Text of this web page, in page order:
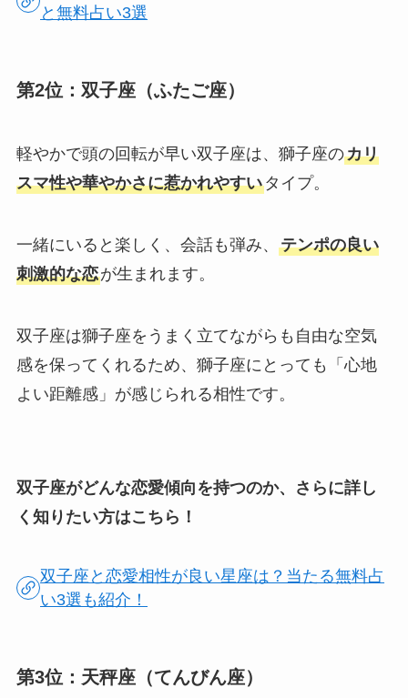
と無料占い3選
第2位：双子座（ふたご座）
軽やかで頭の回転が早い双子座は、獅子座のカリ
スマ性や華やかさに惹かれやすいタイプ。
一緒にいると楽しく、会話も弾み、 テンポの良い
刺激的な恋が生まれます。
双子座は獅子座をうまく立てながらも自由な空気
感を保ってくれるため、獅子座にとっても「心地
よい距離感」が感じられる相性です。
双子座がどんな恋愛傾向を持つのか、さらに詳し
く知りたい方はこちら！
双子座と恋愛相性が良い星座は？当たる無料占
い3選も紹介！
第3位：天秤座（てんびん座）